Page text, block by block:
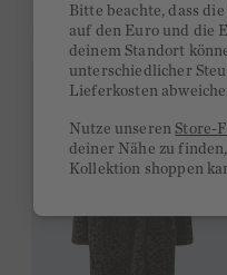
DAS KÖNNTE
Bitte beachte, dass
auf den Euro und die
deinem Standort
unterschiedlicher
Lieferkosten
Nutze unserenStore-
deiner Nähe zu
Kollektion shoppen